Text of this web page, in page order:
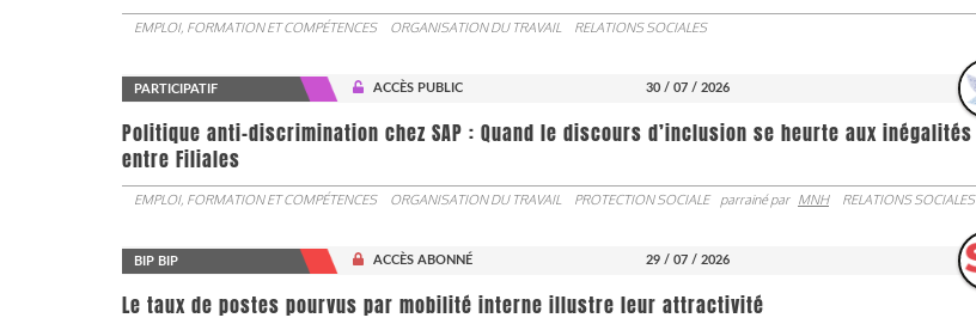
EMPLOI, FORMATION ET COMPÉTENCES ORGANISATION DU TRAVAIL RELATIONS SOCIALES
PARTICIPATIF ACCÈS PUBLIC 30 / 07 / 2026
Politique anti-discrimination chez SAP : Quand le discours d’inclusion se heurte aux inégalités
entre Filiales
EMPLOI, FORMATION ET COMPÉTENCES ORGANISATION DU TRAVAIL PROTECTION SOCIALE parrainé par MNH RELATIONS SOCIALES
BIP BIP ACCÈS ABONNÉ 29 / 07 / 2026
Le taux de postes pourvus par mobilité interne illustre leur attractivité